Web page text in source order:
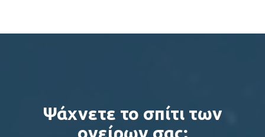
Ψάχνετε το σπίτι των
ονείρων σας;